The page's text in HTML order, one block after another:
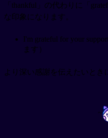
「thankful」の代わりに「
な印象になります。
I'm grateful for your
ます）
より深い感謝を伝えたいとき
~